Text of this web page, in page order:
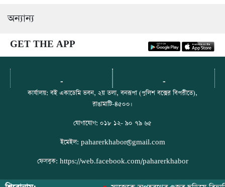
অন্যান্য
GET THE APP
- -
কার্যালয়: বই একাডেমি ভবন, ২য় তলা, বনরূপা (পুলিশ বক্সের বিপরীতে),
রাঙামাটি-৪৫০০।
যোগাযোগ: ০১৮ ১২- ৯০ ৭৯ ৬৫
ইমেইল: paharerkhabor@gmail.com
ফেসবুক: https://web.facebook.com/paharerkhabor